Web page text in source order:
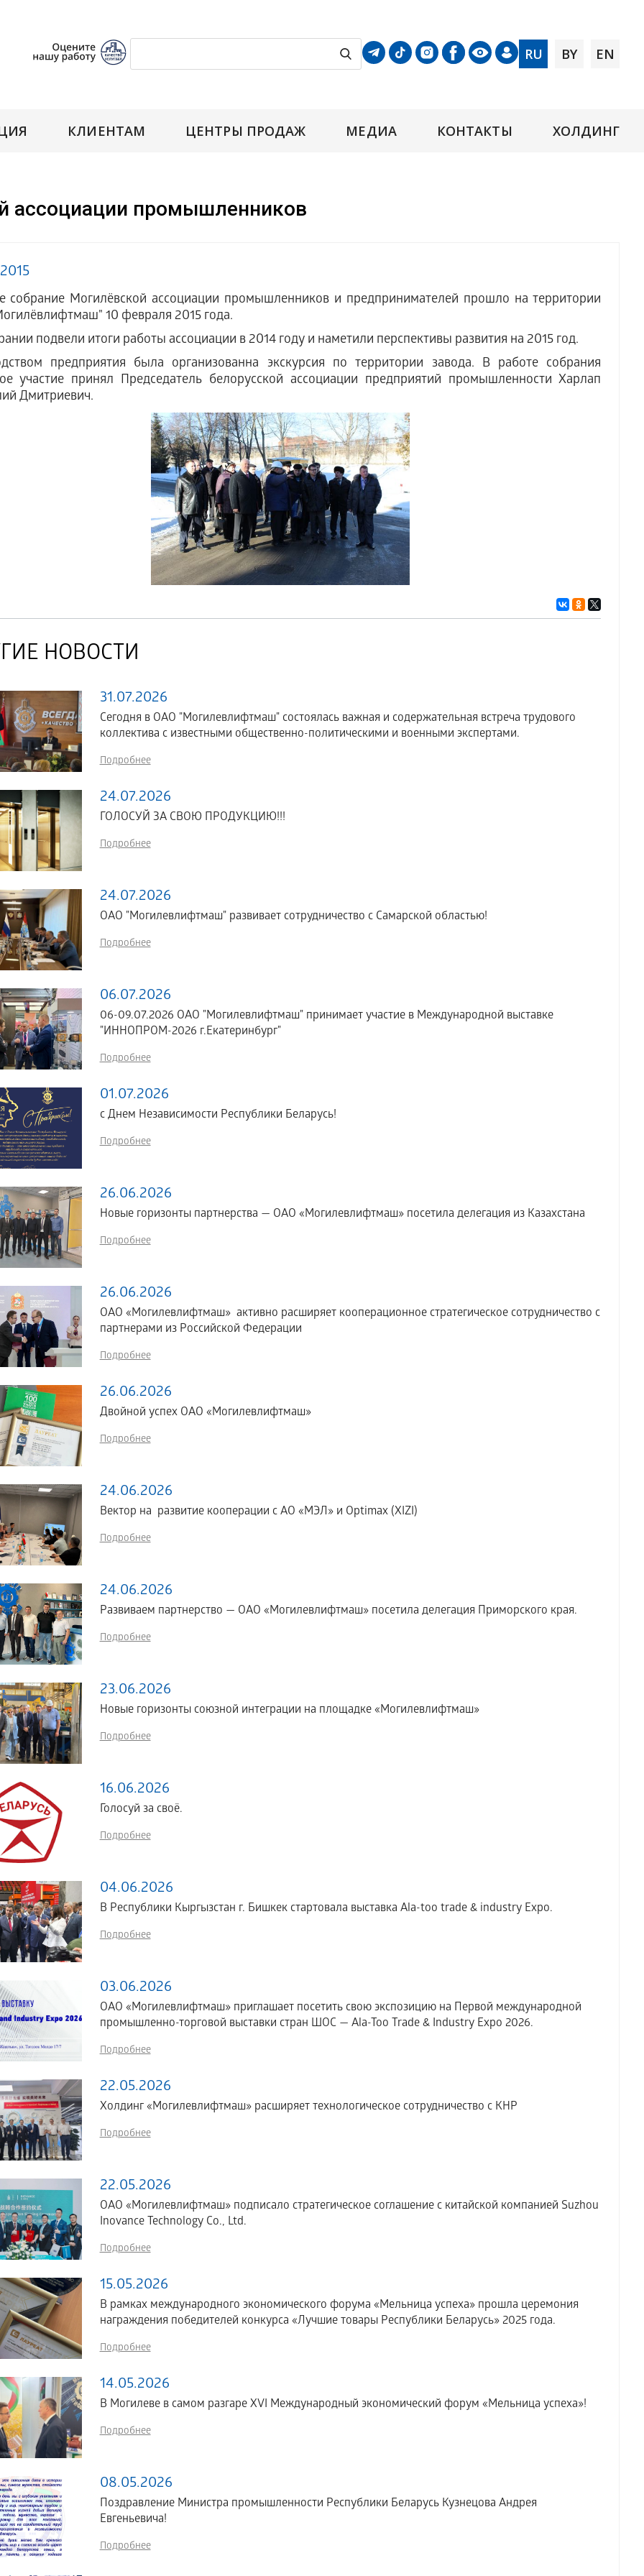
RU BY EN
КЛИЕНТАМ ЦЕНТРЫ ПРОДАЖ МЕДИА КОНТАКТЫ ХОЛДИНГ
ассоциации промышленников
собрание Могилёвской ассоциации промышленников и предпринимателей прошло на территории
10 февраля 2015 года.
подвели итоги работы ассоциации в 2014 году и наметили перспективы развития на 2015 год.
предприятия была организованна экскурсия по территории завода. В работе собрания
участие принял Председатель белорусской ассоциации предприятий промышленности Харлап
Дмитриевич.
НОВОСТИ
31.07.2026
Сегодня в ОАО "Могилевлифтмаш" состоялась важная и содержательная встреча трудового
коллектива с известными общественно-политическими и военными экспертами.
Подробнее
24.07.2026
ГОЛОСУЙ ЗА СВОЮ ПРОДУКЦИЮ!!!
Подробнее
24.07.2026
ОАО "Могилевлифтмаш" развивает сотрудничество с Самарской областью!
Подробнее
06.07.2026
06-09.07.2026 ОАО "Могилевлифтмаш" принимает участие в Международной выставке
"ИННОПРОМ-2026 г.Екатеринбург"
Подробнее
01.07.2026
с Днем Независимости Республики Беларусь!
Подробнее
26.06.2026
Новые горизонты партнерства — ОАО «Могилевлифтмаш» посетила делегация из Казахстана
Подробнее
26.06.2026
ОАО «Могилевлифтмаш» активно расширяет кооперационное стратегическое сотрудничество с
партнерами из Российской Федерации
Подробнее
26.06.2026
Двойной успех ОАО «Могилевлифтмаш»
Подробнее
24.06.2026
Вектор на развитие кооперации с АО «МЭЛ» и Optimax (XIZI)
Подробнее
24.06.2026
Развиваем партнерство — ОАО «Могилевлифтмаш» посетила делегация Приморского края.
Подробнее
23.06.2026
Новые горизонты союзной интеграции на площадке «Могилевлифтмаш»
Подробнее
16.06.2026
Голосуй за своё.
Подробнее
04.06.2026
В Республики Кыргызстан г. Бишкек стартовала выставка Аla-too trade & industry Expo.
Подробнее
03.06.2026
ОАО «Могилевлифтмаш» приглашает посетить свою экспозицию на Первой международной
промышленно-торговой выставки стран ШОС — Ala-Too Trade & Industry Expo 2026.
Подробнее
22.05.2026
Холдинг «Могилевлифтмаш» расширяет технологическое сотрудничество с КНР
Подробнее
22.05.2026
ОАО «Могилевлифтмаш» подписало стратегическое соглашение с китайской компанией Suzhou
Inovance Technology Co., Ltd.
Подробнее
15.05.2026
В рамках международного экономического форума «Мельница успеха» прошла церемония
награждения победителей конкурса «Лучшие товары Республики Беларусь» 2025 года.
Подробнее
14.05.2026
В Могилеве в самом разгаре XVI Международный экономический форум «Мельница успеха»!
Подробнее
08.05.2026
Поздравление Министра промышленности Республики Беларусь Кузнецова Андрея
Евгеньевича!
Подробнее